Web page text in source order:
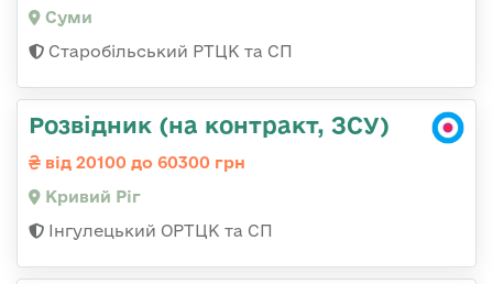
Суми
Старобільський РТЦК та СП
Розвідник (на контракт, ЗСУ)
від 20100 до 60300 грн
Кривий Ріг
Інгулецький ОРТЦК та СП